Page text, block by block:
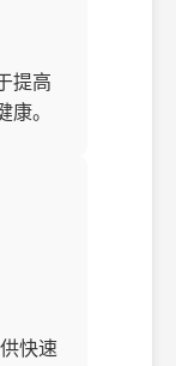
提高
。
快速